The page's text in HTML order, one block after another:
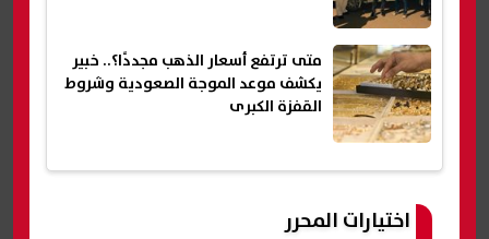
متى ترتفع أسعار الذهب مجددًا؟.. خبير
يكشف موعد الموجة الصعودية وشروط
القفزة الكبرى
اختيارات المحرر